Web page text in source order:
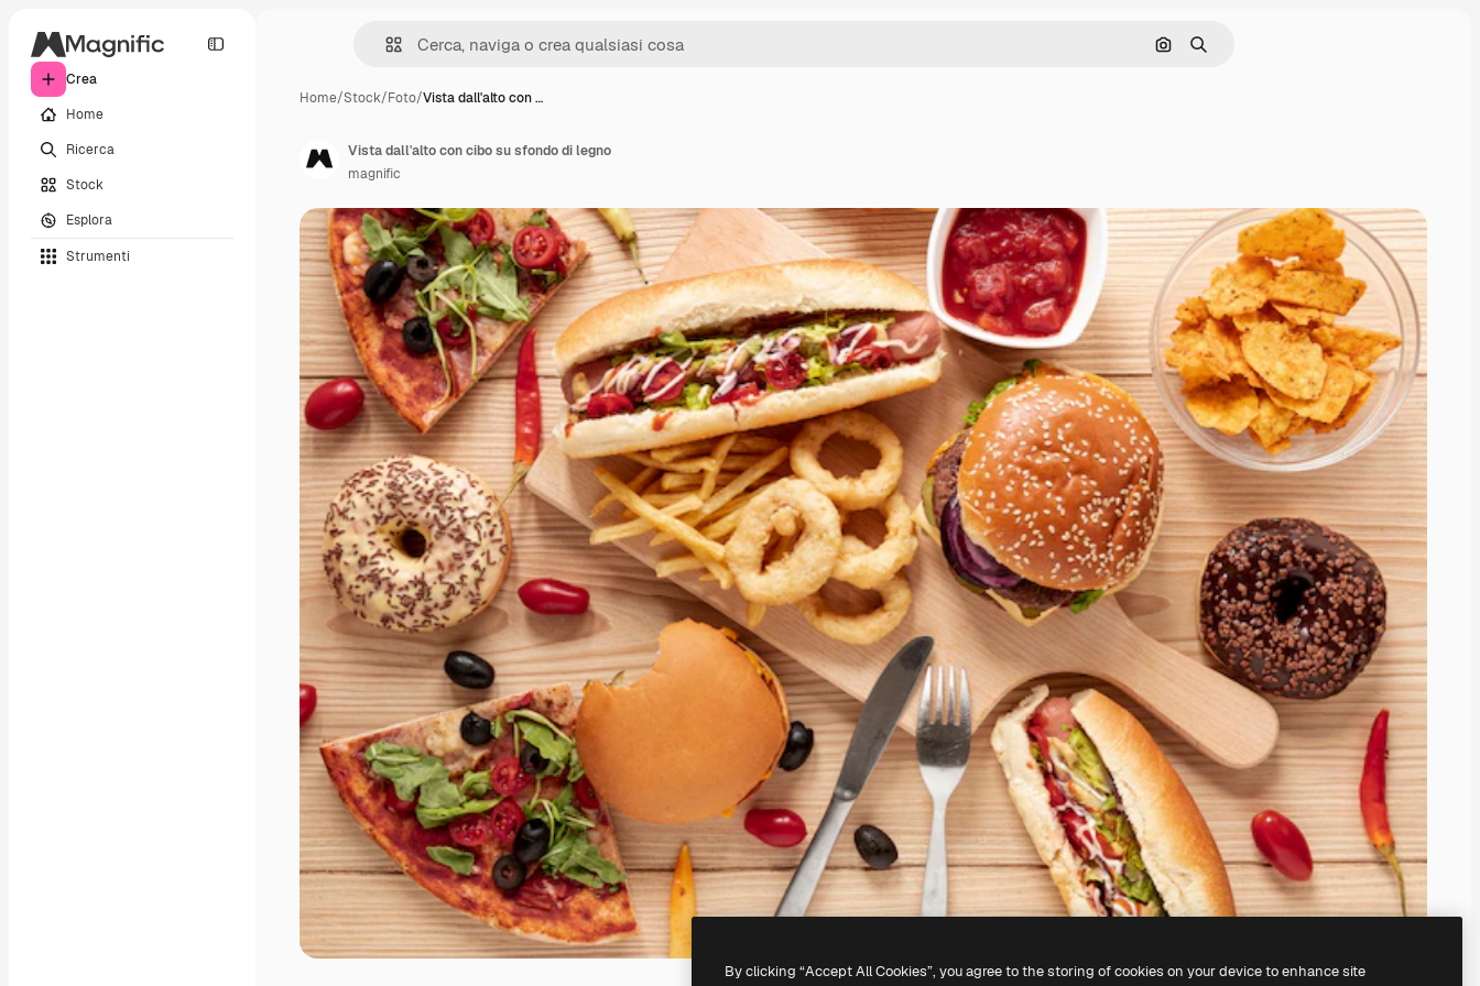
Crea
Home
Ricerca
Stock
Esplora
Strumenti
Cerca per immagine
Ricerca
Home/Stock/Foto/Vista dall'alto con …
Vista dall'alto con cibo su sfondo di legno
magnific
By clicking “Accept All Cookies”, you agree to the storing of cookies on your device to enhance site